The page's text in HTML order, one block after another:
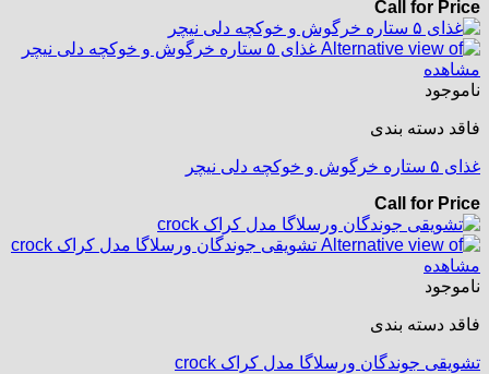
Call for Price
مشاهده
ناموجود
فاقد دسته بندی
غذای ۵ ستاره خرگوش و خوکچه دلی نیچر
Call for Price
مشاهده
ناموجود
فاقد دسته بندی
تشویقی جوندگان ورسلاگا مدل کراک crock